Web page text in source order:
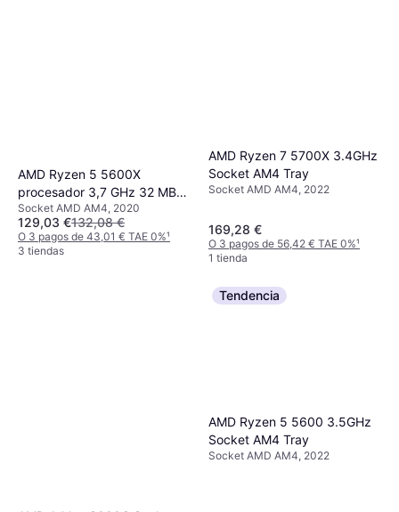
AMD Ryzen 5 5600X
procesador 3,7 GHz 32 MB
L3 100-000000065
Socket AMD AM4, 2020
129,03 €132,08 €
O 3 pagos de 43,01 € TAE 0%¹
3 tiendas
AMD Ryzen 7 5700X 3.4GHz
Socket AM4 Tray
Socket AMD AM4, 2022
169,28 €
O 3 pagos de 56,42 € TAE 0%¹
1 tienda
Tendencia
AMD Ryzen 5 5600 3.5GHz
Socket AM4 Tray
Socket AMD AM4, 2022